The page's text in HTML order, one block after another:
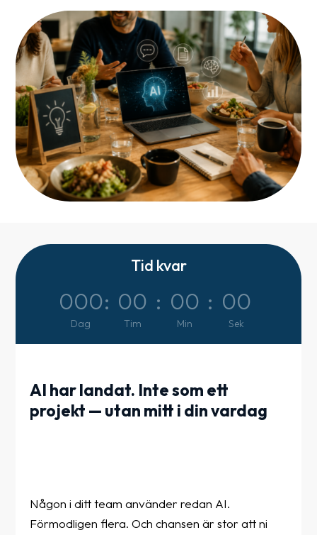
Tid kvar
000
Dag
: 00
Tim
: 00
Min
: 00
Sek
AI har landat. Inte som ett
projekt — utan mitt i din vardag
Någon i ditt team använder redan AI.
Förmodligen flera. Och chansen är stor att ni